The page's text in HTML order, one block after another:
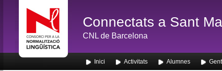
Connectats a Sant
CNL de Barcelona
Inici Activitats Alumnes